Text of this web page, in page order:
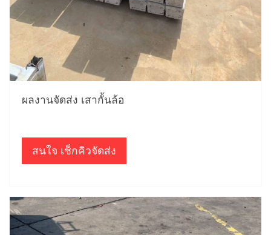
ผลงานจัดส่ง เสากั้นล้อ
สนใจ เช็กคิวจัดส่ง